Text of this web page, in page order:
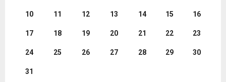
10 11 12 13 14 15 16
17 18 19 20 21 22 23
24 25 26 27 28 29 30
31